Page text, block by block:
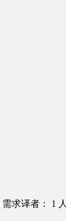
需求译者： 1 人